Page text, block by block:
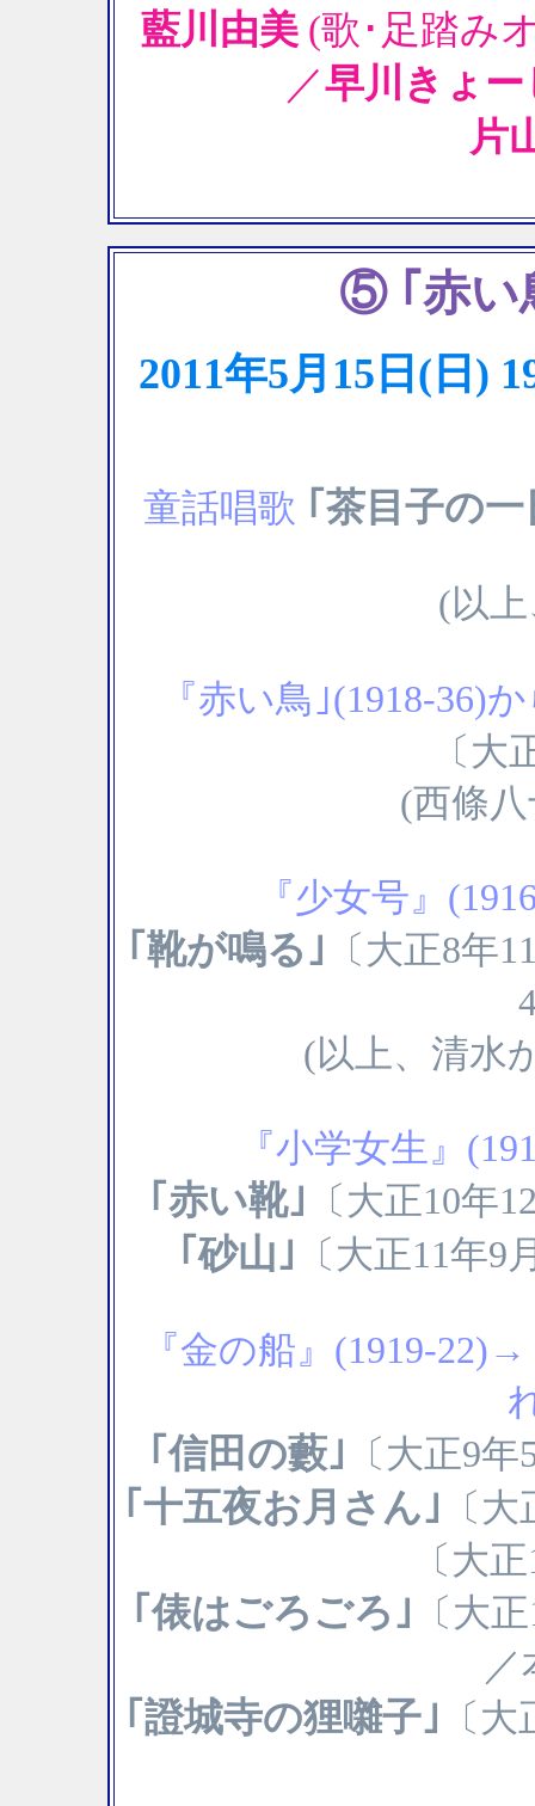
藍川由美(歌･足踏み
／早川きょ
片
⑤ ｢赤い
2011年5月15日(日)
童話唱歌 ｢茶目子の一
(以
『赤い鳥｣(1918-36)
〔大
(西條
『少女号』
｢靴が鳴る｣ 〔大正8年
(以上、清水
『小学女生』
｢赤い靴｣ 〔大正10年
｢砂山｣ 〔大正11年
『金の船』(1919-
｢信田の藪｣ 〔大正9
｢十五夜お月さん｣
〔
〔大
｢俵はごろごろ｣
〔大
／
｢證城寺の狸囃子｣ 〔